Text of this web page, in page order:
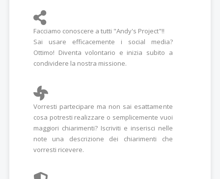
Facciamo conoscere a tutti "Andy's Project"!!
Sai usare efficacemente i social media?
Ottimo! Diventa volontario e inizia subito a
condividere la nostra missione.
Vorresti partecipare ma non sai esattamente
cosa potresti realizzare o semplicemente vuoi
maggiori chiarimenti? Iscriviti e inserisci nelle
note una descrizione dei chiarimenti che
vorresti ricevere.